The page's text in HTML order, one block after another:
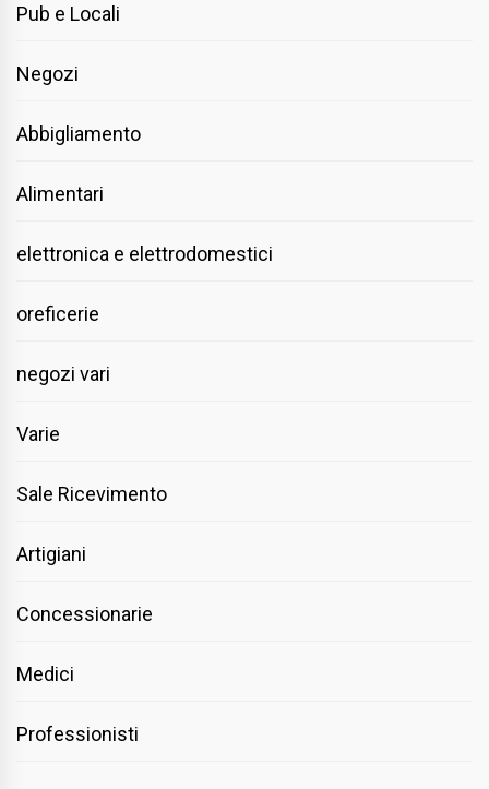
Pub e Locali
Negozi
Abbigliamento
Alimentari
elettronica e elettrodomestici
oreficerie
negozi vari
Varie
Sale Ricevimento
Artigiani
Concessionarie
Medici
Professionisti